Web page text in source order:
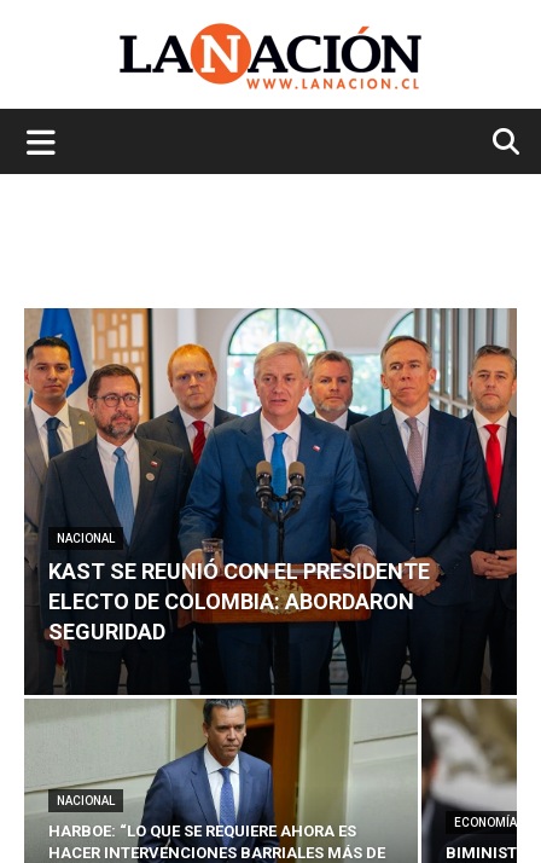
NACIONAL
KAST SE REUNIÓ CON EL PRESIDENTE
ELECTO DE COLOMBIA: ABORDARON
SEGURIDAD
NACIONAL
HARBOE: “LO QUE SE REQUIERE AHORA ES
HACER INTERVENCIONES BARRIALES MÁS DE
ECONOMÍA
BIMINISTRO